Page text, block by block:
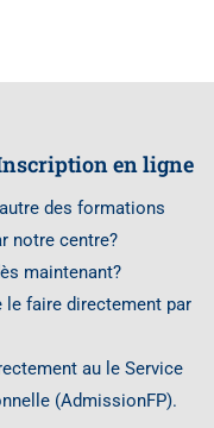
en ligne
des formations
notre centre?
maintenant?
le faire directement par
au le Service
(AdmissionFP).